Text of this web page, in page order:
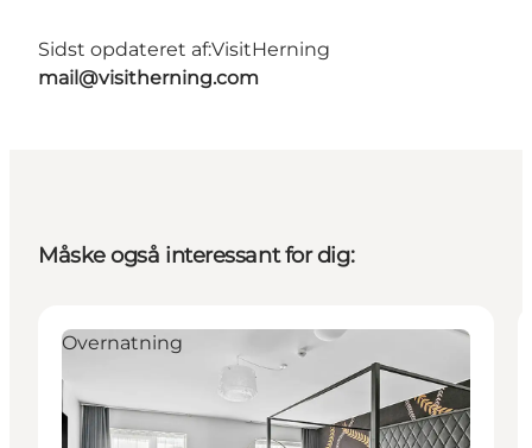
Sidst opdateret af:VisitHerning
mail@visitherning.com
Måske også interessant for dig:
Overnatning